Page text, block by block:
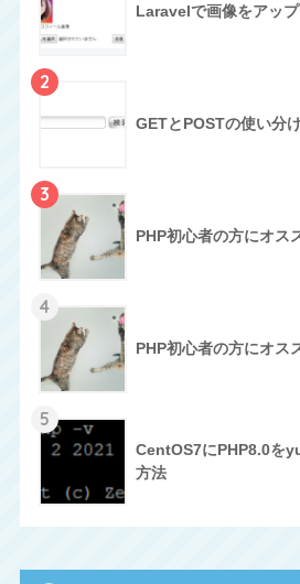
Laravelで画像をアッ
2
GETとPOSTの使い分
3
PHP初心者の方にオス
4
PHP初心者の方にオス
5
CentOS7にPHP8.0を
方法